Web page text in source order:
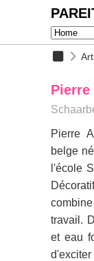
Pierre
belge
l'école
travail.
et eau